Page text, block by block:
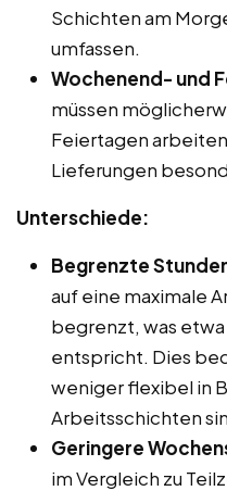
Schichten am
umfassen.
Wochenend- und
müssen
Feiertagen
Lieferungen
Unterschiede:
Begrenzte
auf eine maximale
begrenzt, was
entspricht. Dies
weniger flexibel in
Arbeitsschichten
Geringere
im Vergleich zu